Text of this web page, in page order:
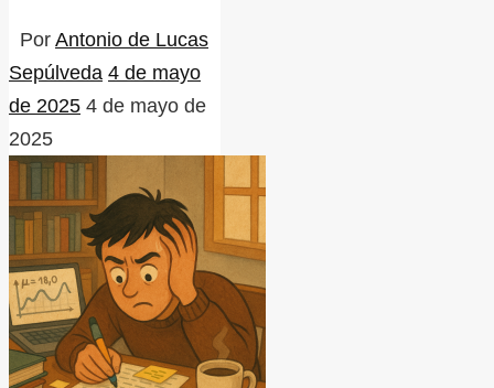
Por Antonio de Lucas
Sepúlveda 4 de mayo
de 2025 4 de mayo de
2025